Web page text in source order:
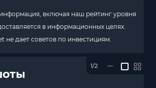
включая наш рейтинг уровня
в информационных целях.
не дает советов по инвестициям.
1/2 —